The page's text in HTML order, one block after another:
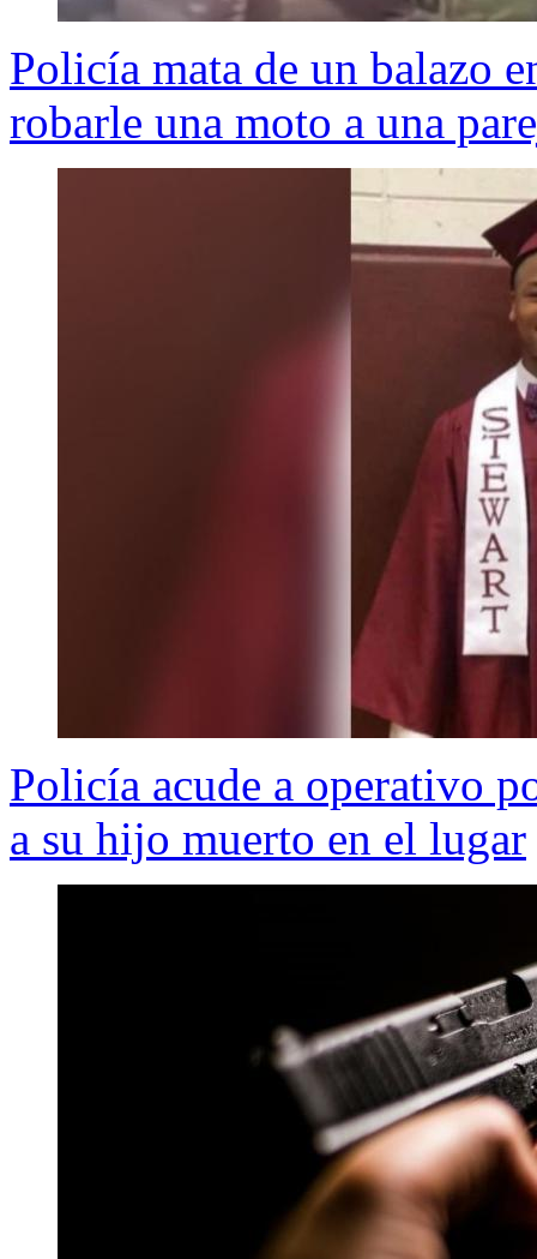
Policía mata de un balazo
robarle una moto a una
Policía acude a operativo
a su hijo muerto en el lugar